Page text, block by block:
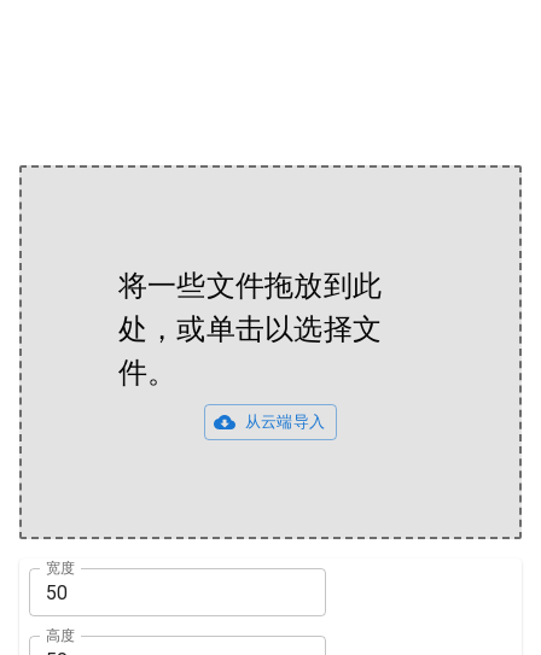
将一些文件拖放到此
处，或单击以选择文
件。
从云端导入
宽度
高度